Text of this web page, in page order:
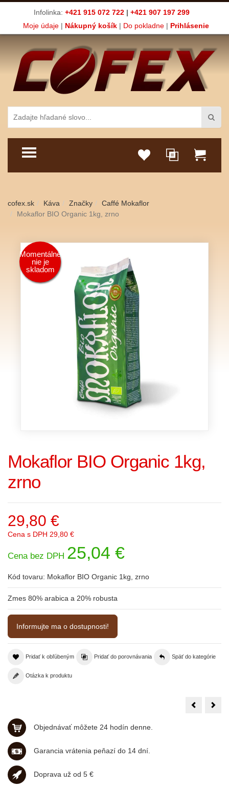
Infolinka: +421 915 072 722 | +421 907 197 299
Moje údaje| Nákupný košík| Do pokladne| Prihlásenie
TOGGLE MENU
cofex.sk Káva Značky
Caffé Mokaflor
Mokaflor BIO Organic 1kg, zrno
Momentálne
nie je
skladom
Mokaflor BIO Organic 1kg,
zrno
29,80 €
Cena s DPH 29,80 €
Cena bez DPH 25,04 €
Kód tovaru: Mokaflor BIO Organic 1kg, zrno
Zmes 80% arabica a 20% robusta
Informujte ma o dostupnosti!
Pridať k obľúbeným Pridať do porovnávania Späť do kategórie
Otázka k produktu
Mokaflor
Objednávať môžete 24 hodín denne.
Garancia vrátenia peňazí do 14 dní.
Doprava už od 5 €